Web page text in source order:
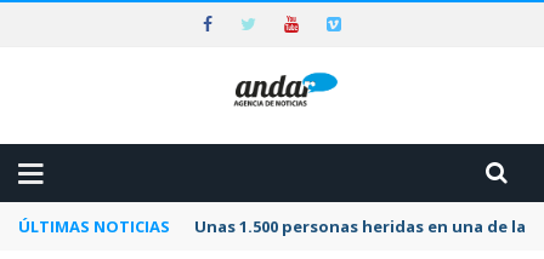
ÚLTIMAS NOTICIAS Unas 1.500 personas heridas en una de